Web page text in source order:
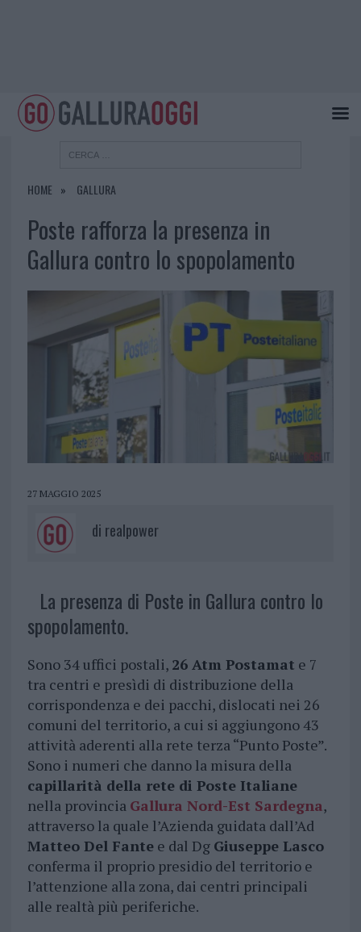
HOME GALLURA
Poste rafforza la presenza in
Gallura contro lo spopolamento
27 MAGGIO 2025
di realpower
La presenza di Poste in Gallura contro lo
spopolamento.
Sono 34 uffici postali, 26 Atm Postamat e 7
tra centri e presìdi di distribuzione della
corrispondenza e dei pacchi, dislocati nei 26
comuni del territorio, a cui si aggiungono 43
attività aderenti alla rete terza “Punto Poste”.
Sono i numeri che danno la misura della
capillarità della rete di Poste Italiane
nella provincia Gallura Nord-Est Sardegna,
attraverso la quale l’Azienda guidata dall’Ad
Matteo Del Fantee dal Dg Giuseppe Lasco
conferma il proprio presidio del territorio e
l’attenzione alla zona, dai centri principali
alle realtà più periferiche.